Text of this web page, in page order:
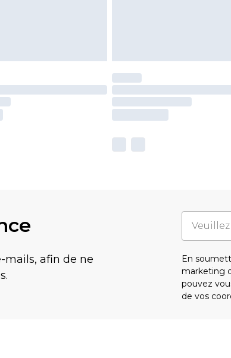
mails, afin de ne
En
marketing
pouvez
de vos